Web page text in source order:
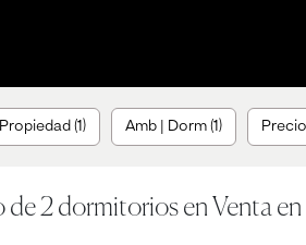
(1) Amb | Dorm (1) Precio
2 dormitorios en Venta